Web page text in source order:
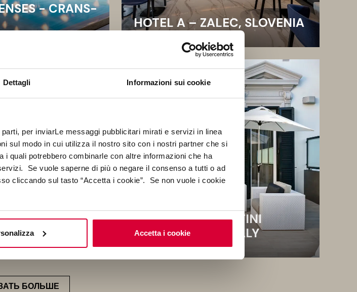
Dettagli Informazioni sui cookie
per inviarLe messaggi pubblicitari mirati e servizi in linea
sul modo in cui utilizza il nostro sito con i nostri partner che si
quali potrebbero combinarle con altre informazioni che ha
Se vuole saperne di più o negare il consenso a tutti o ad
cliccando sul tasto “Accetta i cookie”. Se non vuole i cookie
Accetta i cookie
- CRANS-
HOTEL A – ZALEC, SLOVENIA
-
HOTEL MONTECATINI
PALACE ***** - ITALY
БОЛЬШЕ